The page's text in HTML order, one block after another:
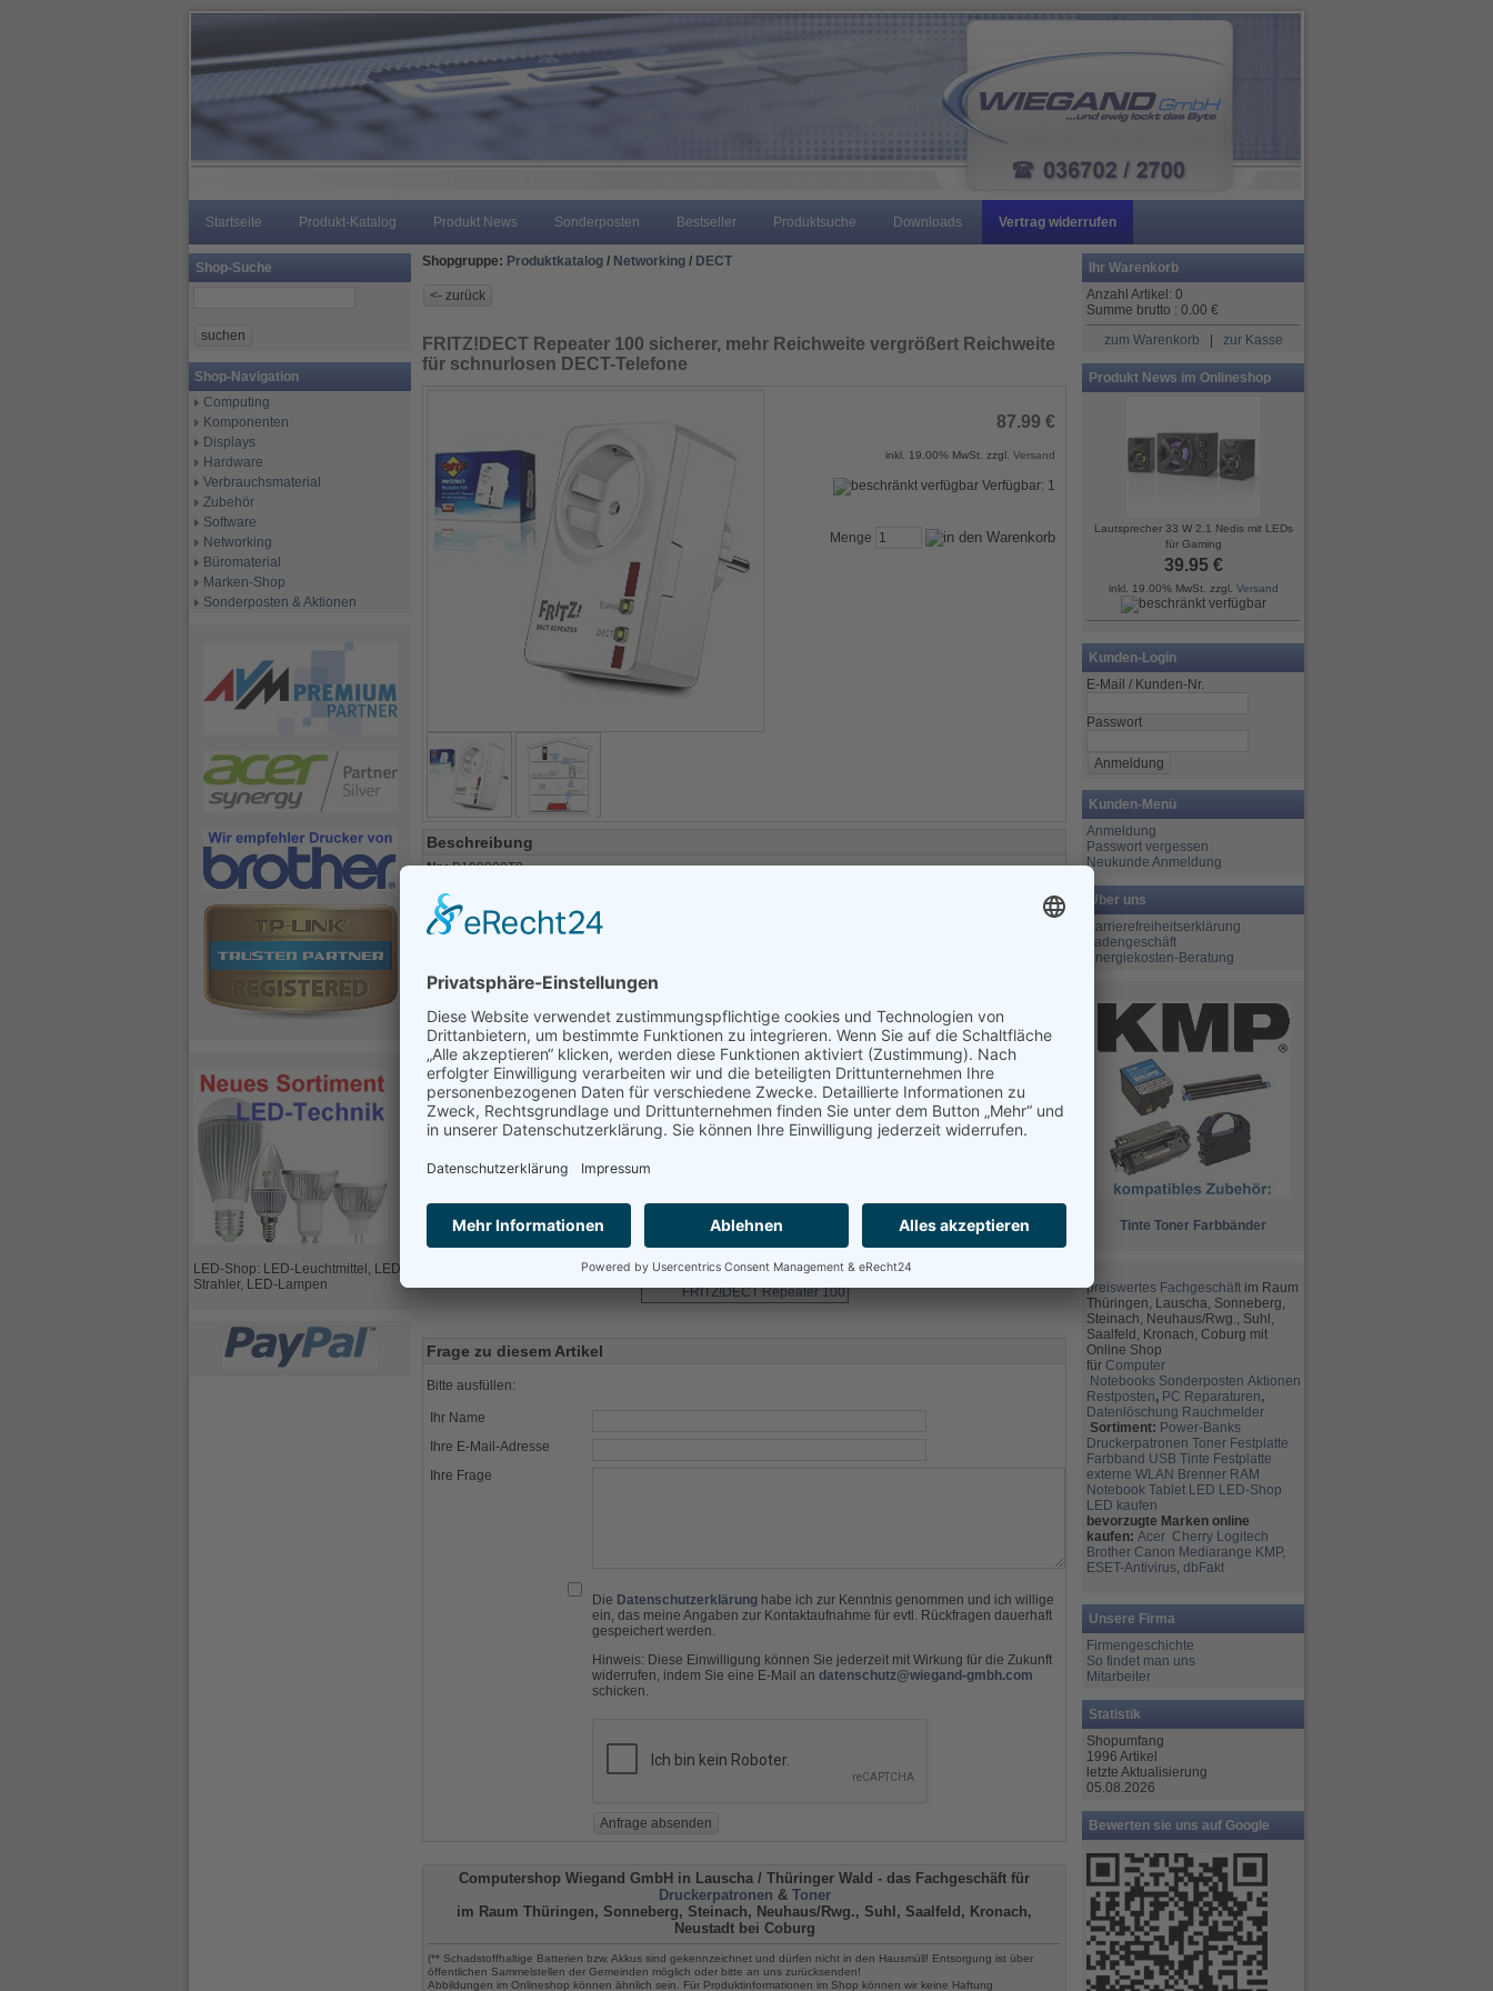
Startseite Produkt-Katalog Produkt News Sonderposten Bestseller Produktsuche Downloads Vertrag widerrufen
Shop-Suche
Shop-Navigation
Computing
Komponenten
Displays
Hardware
Verbrauchsmaterial
Zubehör
Software
Networking
Büromaterial
Marken-Shop
Sonderposten & Aktionen
LED-Shop: LED-Leuchtmittel, LED-
Strahler, LED-Lampen
Shopgruppe: Produktkatalog / Networking / DECT
FRITZ!DECT Repeater 100 sicherer, mehr Reichweite vergrößert Reichweite
für schnurlosen DECT-Telefone
87.99 €
inkl. 19.00% MwSt. zzgl. Versand
Verfügbar: 1
Menge
Beschreibung
Nr.:B198999T8
Alternativ können Sie auch folgenden
erweitert Empfangs- und Sendebereich für
mit FRITZ!Box DECT-Verschlüsselung für abhörsicherere
Telefonate
bis zu 5 Gespräche gleichzeitig möglich (3 im GAP Modus)
Repeater-Funktion auch für HD-Telefonie, Internetradio,
Podcasts und RSS mit FRITZ!Box als Basisstation
integrierte Steckdose - kein Steckplatz geht verloren
kompakte Bauweise: 93 x 59 x 41 mm (H x B x T, ohne Stecker)
(Grundfunktionen) und mit aktivierter Repeater-Funktion
Downloads
FRITZ!DECT Repeater 100
Frage zu diesem Artikel
Bitte ausfüllen:
Ihr Name
Ihre E-Mail-Adresse
Ihre Frage
Die Datenschutzerklärung habe ich zur Kenntnis genommen und ich willige
ein, das meine Angaben zur Kontaktaufnahme für evtl. Rückfragen dauerhaft
gespeichert werden.
Hinweis: Diese Einwilligung können Sie jederzeit mit Wirkung für die Zukunft
widerrufen, indem Sie eine E-Mail an datenschutz@wiegand-gmbh.com
schicken.
Computershop Wiegand GmbH in Lauscha / Thüringer Wald - das Fachgeschäft für
Druckerpatronen & Toner
im Raum Thüringen, Sonneberg, Steinach, Neuhaus/Rwg., Suhl, Saalfeld, Kronach,
Neustadt bei Coburg
(** Schadstoffhaltige Batterien bzw. Akkus sind gekennzeichnet und dürfen nicht in den Hausmüll! Entsorgung ist über
öffentlichen Sammelstellen der Gemeinden möglich oder bitte an uns zurücksenden!
Abbildungen im Onlineshop können ähnlich sein. Für Produktinformationen im Shop können wir keine Haftung
Ihr Warenkorb
Anzahl Artikel: 0
Summe brutto : 0.00 €
zum Warenkorb
zur Kasse
Produkt News im Onlineshop
Lautsprecher 33 W 2.1 Nedis mit LEDs
für Gaming
39.95 €
inkl. 19.00% MwSt. zzgl. Versand
Kunden-Login
E-Mail / Kunden-Nr.
Passwort
Kunden-Menü
Anmeldung
Passwort vergessen
Neukunde Anmeldung
Über uns
Barrierefreiheitserklärung
Ladengeschäft
Energiekosten-Beratung
Tinte Toner Farbbänder
preiswertes Fachgeschäft im Raum
Thüringen, Lauscha, Sonneberg,
Steinach, Neuhaus/Rwg., Suhl,
Saalfeld, Kronach, Coburg mit
Online Shop
für Computer
Notebooks Sonderposten Aktionen
Restposten, PC Reparaturen,
Datenlöschung Rauchmelder
Sortiment: Power-Banks
Druckerpatronen Toner Festplatte
Farbband USB Tinte Festplatte
externe WLAN Brenner RAM
Notebook Tablet LED LED-Shop
LED kaufen
bevorzugte Marken online
kaufen: Acer Cherry Logitech
Brother Canon Mediarange KMP,
ESET-Antivirus, dbFakt
Unsere Firma
Firmengeschichte
So findet man uns
Mitarbeiter
Statistik
Shopumfang
1996 Artikel
letzte Aktualisierung
05.08.2026
Bewerten sie uns auf Google